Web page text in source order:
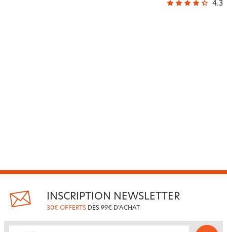
4.3
INSCRIPTION NEWSLETTER
30€ OFFERTS DÈS 99€ D'ACHAT